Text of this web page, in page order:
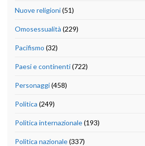
Nuove religioni(51)
Omosessualità (229)
Pacifismo (32)
Paesi e continenti(722)
Personaggi(458)
Politica (249)
Politica internazionale(193)
Politica nazionale(337)